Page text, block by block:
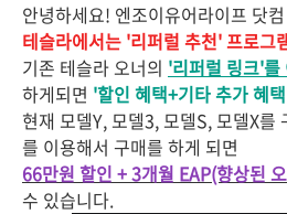
안녕하세요! 엔조이유어라이프 닷
테슬라에서는 '리퍼럴 추천' 프로그
기존 테슬라 오너의 '리퍼럴 링크'를
하게되면 '할인 혜택+기타 추가 혜
현재 모델Y, 모델3, 모델S, 모델X를
를 이용해서 구매를 하게 되면
66만원 할인 + 3개월 EAP(향상된
수 있습니다.